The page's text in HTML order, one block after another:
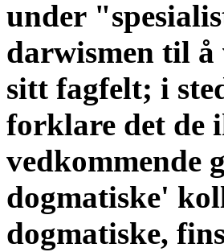
under
darwismen til
sitt fagfelt; i
forklare det de
vedkommende
dogmatiske'
dogmatiske,